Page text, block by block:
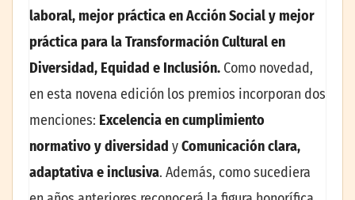
laboral, mejor práctica en Acción Social y mejor
práctica para la Transformación Cultural en
Diversidad, Equidad e Inclusión. Como novedad,
en esta novena edición los premios incorporan dos
menciones: Excelencia en cumplimiento
normativo y diversidad yComunicación clara,
adaptativa e inclusiva. Además, como sucediera